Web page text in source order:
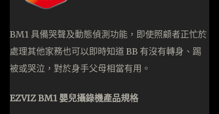
BM1 具備哭聲及動態偵測功能，即使照顧者正忙於
處理其他家務也可以即時知道 BB 有沒有轉身、踢
被或哭泣，對於身手父母相當有用。
EZVIZ BM1 嬰兒攝錄機產品規格